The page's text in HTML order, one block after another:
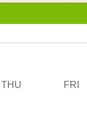
THU FRI